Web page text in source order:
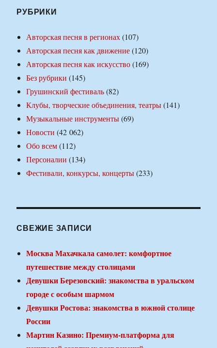
РУБРИКИ
Авторская песня в регионах(107)
Авторская песня как движение(120)
Авторская песня как искусство(169)
Без рубрики (145)
Грушинский фестиваль(82)
Клубы, творческие объединения, театры(141)
Музыкальные инструменты(69)
Новости (42 062)
Обо всем(112)
Персоналии (134)
Фестивали, конкурсы, концерты(233)
СВЕЖИЕ ЗАПИСИ
Москва Махачкала самолет: комфортное
путешествие между столицами
Девушки Березовский: знакомства в уральском
городе с особым шармом
Девушки Ростова: знакомства в южной столице
России
Мартин Казино: Премиум-платформа для